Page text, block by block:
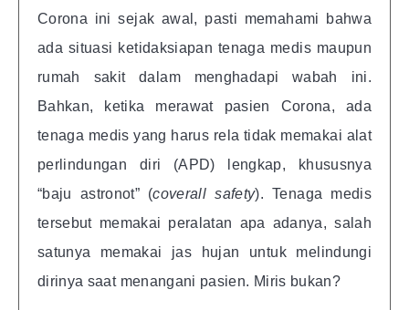
Corona ini sejak awal, pasti memahami bahwa
ada situasi ketidaksiapan tenaga medis maupun
rumah sakit dalam menghadapi wabah ini.
Bahkan, ketika merawat pasien Corona, ada
tenaga medis yang harus rela tidak memakai alat
perlindungan diri (APD) lengkap, khususnya
“baju astronot” (coverall safety). Tenaga medis
tersebut memakai peralatan apa adanya, salah
satunya memakai jas hujan untuk melindungi
dirinya saat menangani pasien. Miris bukan?